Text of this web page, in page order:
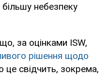
небезпеку
за оцінками ISW,
рішення щодо
це свідчить, зокрема,